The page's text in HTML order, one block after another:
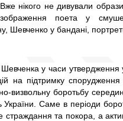
Вже нікого не дивували
зображення поета у
Шевченко у бандані,
у часи утвердження
на підтримку
визвольну боротьбу
України. Саме в періоди
та покора, а